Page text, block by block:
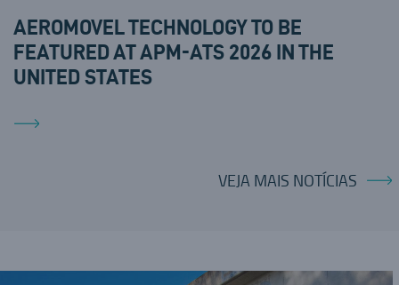
AEROMOVEL TECHNOLOGY TO BE
FEATURED AT APM-ATS 2026 IN THE
UNITED STATES
VEJA MAIS NOTÍCIAS